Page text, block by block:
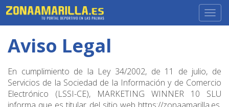
Aviso Legal
En cumplimiento de la Ley 34/2002, de 11 de julio, de
Servicios de la Sociedad de la Información y de Comercio
Electrónico (LSSI-CE), MARKETING WINNER 10 SLU